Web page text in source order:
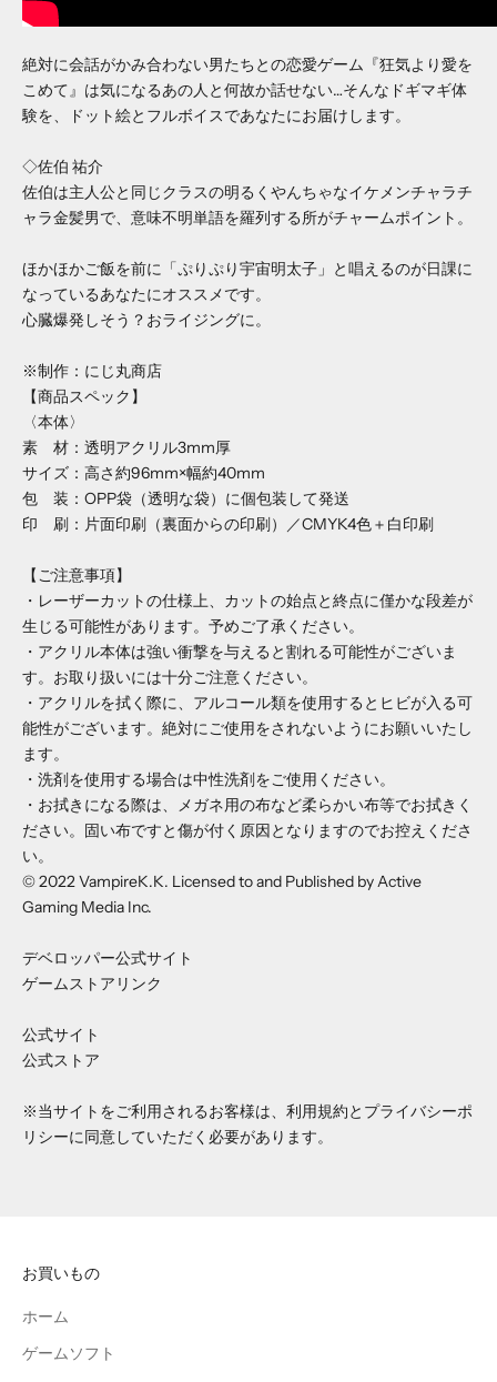
絶対に会話がかみ合わない男たちとの恋愛ゲーム『狂気より愛を
こめて』は気になるあの人と何故か話せない…そんなドギマギ体
験を、ドット絵とフルボイスであなたにお届けします。
◇佐伯 祐介
佐伯は主人公と同じクラスの明るくやんちゃなイケメンチャラチ
ャラ金髪男で、意味不明単語を羅列する所がチャームポイント。
ほかほかご飯を前に「ぷりぷり宇宙明太子」と唱えるのが日課に
なっているあなたにオススメです。
心臓爆発しそう？おライジングに。
※制作：にじ丸商店
【商品スペック】
〈本体〉
素 材：透明アクリル3mm厚
サイズ：高さ約96mm×幅約40mm
包 装：OPP袋（透明な袋）に個包装して発送
印 刷：片面印刷（裏面からの印刷）／CMYK4色＋白印刷
【ご注意事項】
・レーザーカットの仕様上、カットの始点と終点に僅かな段差が
生じる可能性があります。予めご了承ください。
・アクリル本体は強い衝撃を与えると割れる可能性がございま
す。お取り扱いには十分ご注意ください。
・アクリルを拭く際に、アルコール類を使用するとヒビが入る可
能性がございます。絶対にご使用をされないようにお願いいたし
ます。
・洗剤を使用する場合は中性洗剤をご使用ください。
・お拭きになる際は、メガネ用の布など柔らかい布等でお拭きく
ださい。固い布ですと傷が付く原因となりますのでお控えくださ
い。
©︎ 2022 VampireK.K. Licensed to and Published by Active
Gaming Media Inc.
デベロッパー公式サイト
ゲームストアリンク
公式サイト
公式ストア
※当サイトをご利用されるお客様は、 利用規約と プライバシーポ
リシーに同意していただく必要があります。
お買いもの
ホーム
ゲームソフト